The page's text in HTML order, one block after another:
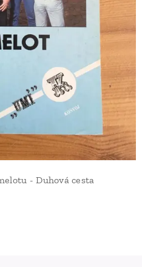
- Duhová cesta